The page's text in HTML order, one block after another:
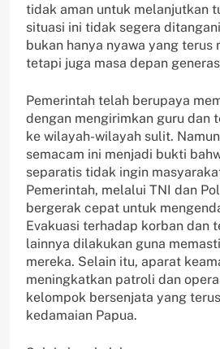
tidak aman untuk melanjutkan
situasi ini tidak segera
bukan hanya nyawa yang terus
tetapi juga masa depan
Pemerintah telah berupaya
dengan mengirimkan guru dan
ke wilayah-wilayah sulit.
semacam ini menjadi bukti
separatis tidak ingin
Pemerintah, melalui TNI dan
bergerak cepat untuk
Evakuasi terhadap korban dan
lainnya dilakukan guna
mereka. Selain itu, aparat
meningkatkan patroli dan
kelompok bersenjata yang
kedamaian Papua.